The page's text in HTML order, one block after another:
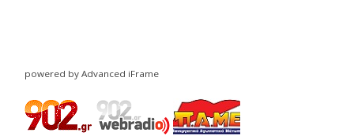
powered by Advanced iFrame